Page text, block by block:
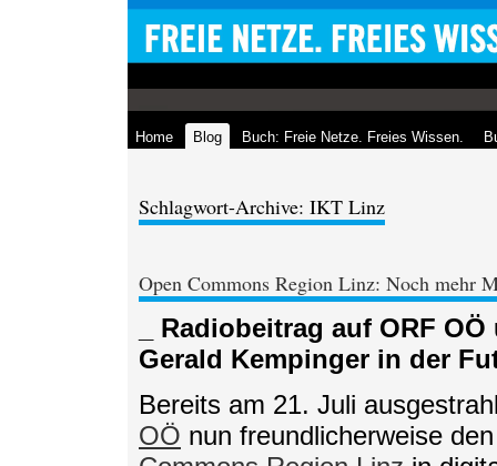
Home Blog Buch: Freie Netze. Freies Wissen.
Schlagwort-Archive: IKT Linz
Open Commons Region Linz: Noch mehr
_ Radiobeitrag auf ORF
Gerald Kempinger in der
Bereits am 21. Juli
OÖ nun freundlicherweise